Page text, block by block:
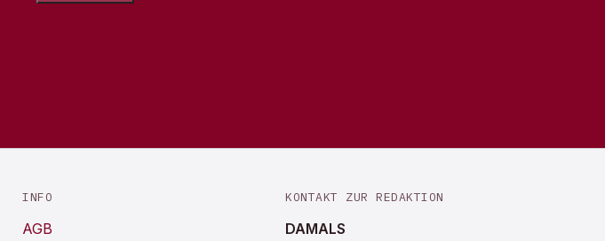
INFO
AGB
KONTAKT ZUR REDAKTION
DAMALS